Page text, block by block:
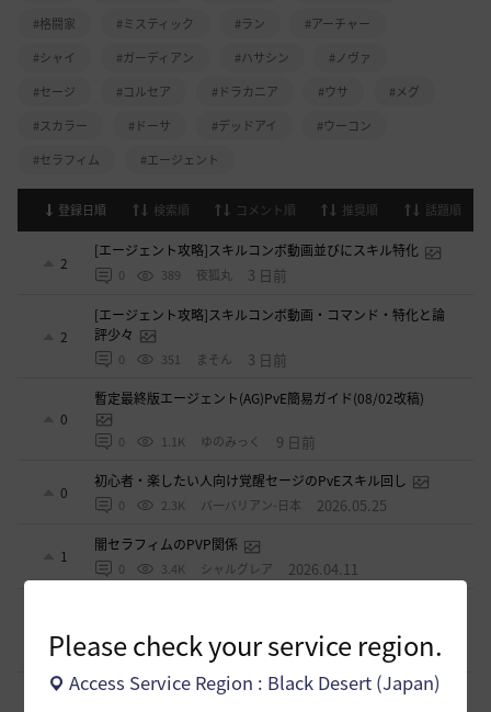
Please check your service region.
Access Service Region : Black Desert (Japan)
#格闘家
#ミスティック #ラン
#アーチャー
#シャイ
#ガーディアン #ハサシン
#ノヴァ
#セージ
#コルセア #ドラカニア #ウサ
#メグ
#スカラー
#ドーサ #デッドアイ
#ウーコン
#セラフィム
#エージェント
登録日順 検索順 コメント順 推奨順 話題順
2
[エージェント攻略]スキルコンボ動画並びにスキル特化
0 389 夜狐丸 3 日前
2
[エージェント攻略]スキルコンボ動画・コマンド・特化と論
評少々
0 351 まそん 3 日前
0
暫定最終版エージェント(AG)PvE簡易ガイド(08/02改稿)
0 1.1K ゆのみっく 9 日前
0
初心者・楽したい人向け覚醒セージのPvEスキル回し
0 2.3K バ一バリアン-日本 2026.05.25
1
闇セラフィムのPVP関係
0 3.4K シャルグレア 2026.04.11
3
0 4.3K 片倉優樹VT 2026.03.31
【PvE】伝承ウィッチ無限コンボの引用【覚醒ウィッチ/伝承